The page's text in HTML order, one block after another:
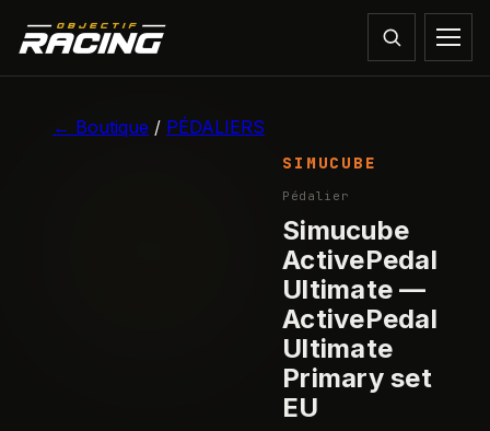
← Boutique / PÉDALIERS
1/8
SIMUCUBE
Pédalier
Simucube
ActivePedal
Ultimate —
ActivePedal
Ultimate
Primary set
EU